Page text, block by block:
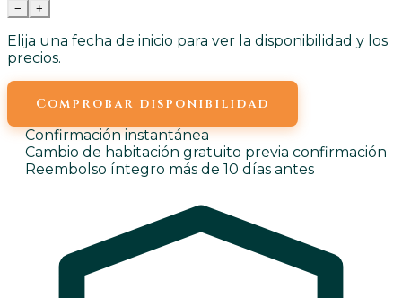
− +
Elija una fecha de inicio para ver la disponibilidad y los
precios.
Comprobar disponibilidad
Confirmación instantánea
Cambio de habitación gratuito previa confirmación
Reembolso íntegro más de 10 días antes